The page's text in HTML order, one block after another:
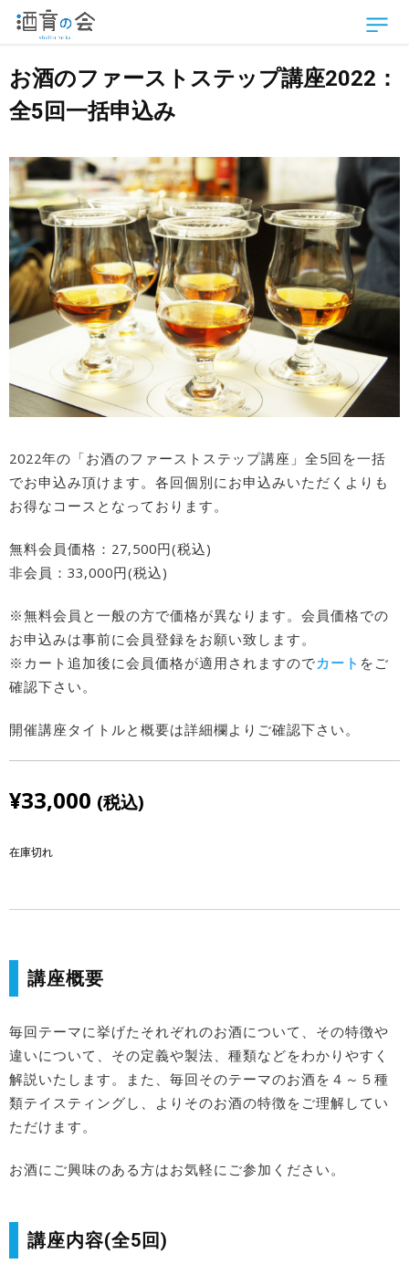
お酒のファーストステップ講座2022：
全5回一括申込み
2022年の「お酒のファーストステップ講座」全5回を一括
でお申込み頂けます。各回個別にお申込みいただくよりも
お得なコースとなっております。
無料会員価格：27,500円(税込)
非会員：33,000円(税込)
※無料会員と一般の方で価格が異なります。会員価格での
お申込みは事前に会員登録をお願い致します。
※カート追加後に会員価格が適用されますのでカート をご
確認下さい。
開催講座タイトルと概要は詳細欄よりご確認下さい。
¥33,000 (税込)
在庫切れ
講座概要
毎回テーマに挙げたそれぞれのお酒について、その特徴や
違いについて、その定義や製法、種類などをわかりやすく
解説いたします。また、毎回そのテーマのお酒を４～５種
類テイスティングし、よりそのお酒の特徴をご理解してい
ただけます。
お酒にご興味のある方はお気軽にご参加ください。
講座内容(全5回)